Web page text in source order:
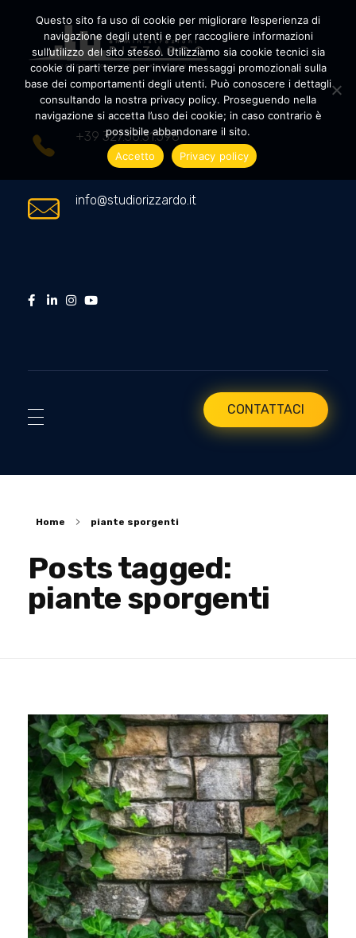
Amministrazioni Rizzardo
+39 327.36.31.598
info@studiorizzardo.it
CONTATTACI
Home piante sporgenti
Posts tagged:
piante sporgenti
Questo sito fa uso di cookie per migliorare l’esperienza di
navigazione degli utenti e per raccogliere informazioni
sull’utilizzo del sito stesso. Utilizziamo sia cookie tecnici sia
cookie di parti terze per inviare messaggi promozionali sulla
base dei comportamenti degli utenti. Può conoscere i dettagli
consultando la nostra privacy policy. Proseguendo nella
navigazione si accetta l’uso dei cookie; in caso contrario è
possibile abbandonare il sito.
Accetto
Privacy policy